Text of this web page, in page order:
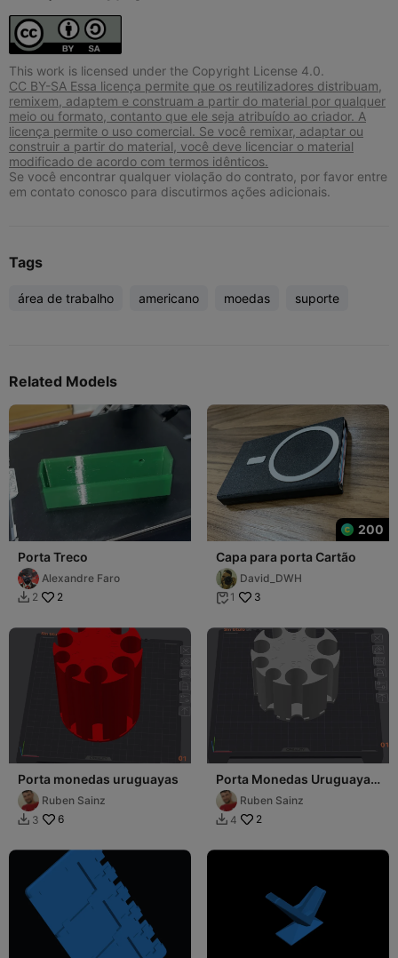
This work is licensed under the Copyright License 4.0.
CC BY-SA Essa licença permite que os reutilizadores distribuam,
remixem, adaptem e construam a partir do material por qualquer
meio ou formato, contanto que ele seja atribuído ao criador. A
licença permite o uso comercial. Se você remixar, adaptar ou
construir a partir do material, você deve licenciar o material
modificado de acordo com termos idênticos.
Se você encontrar qualquer violação do contrato, por favor entre
em contato conosco para discutirmos ações adicionais.
Tags
área de trabalho americano moedas suporte
Related Models
Porta Treco
Alexandre Faro
 2 2
200
Capa para porta Cartão
David_DWH
 1 3
Porta monedas uruguayas
Ruben Sainz
 3 6
Porta Monedas Uruguayas
ChicoRuben Sainz
 4 2